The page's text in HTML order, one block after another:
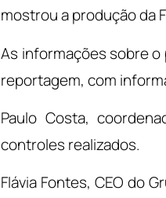
mostrou a produção da
As informações sobre
reportagem, com
Paulo Costa,
controles realizados.
Flávia Fontes, CEO do